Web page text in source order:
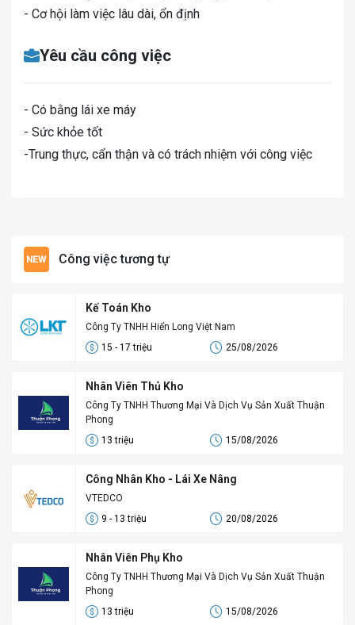
- Cơ hội làm việc lâu dài, ổn định
Yêu cầu công việc
- Có bằng lái xe máy
- Sức khỏe tốt
-Trung thực, cẩn thận và có trách nhiệm với công việc
Công việc tương tự
Kế Toán Kho
Công Ty TNHH Hiển Long Việt Nam
15 - 17 triệu
25/08/2026
Nhân Viên Thủ Kho
Công Ty TNHH Thương Mại Và Dịch Vụ Sản Xuất Thuận
Phong
13 triệu
15/08/2026
Công Nhân Kho - Lái Xe Nâng
VTEDCO
9 - 13 triệu
20/08/2026
Nhân Viên Phụ Kho
Công Ty TNHH Thương Mại Và Dịch Vụ Sản Xuất Thuận
Phong
13 triệu
15/08/2026